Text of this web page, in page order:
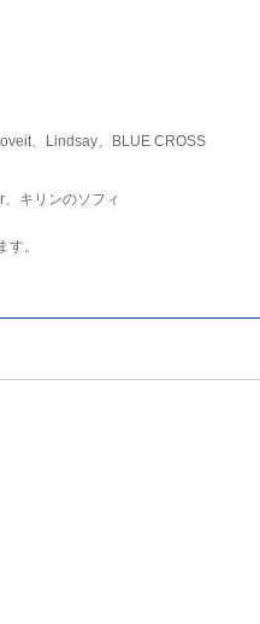
、Lindsay、BLUE CROSS
キリンのソフィ
。